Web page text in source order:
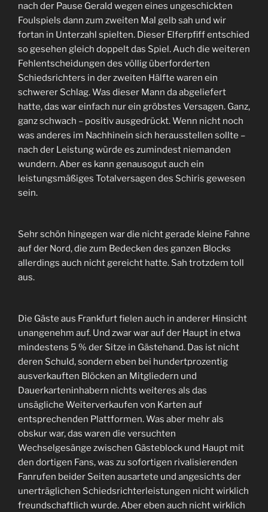
nach der Pause Gerald wegen eines ungeschickten
Foulspiels dann zum zweiten Mal gelb sah und wir
fortan in Unterzahl spielten. Dieser Elferpfiff entschied
so gesehen gleich doppelt das Spiel. Auch die weiteren
Fehlentscheidungen des völlig überforderten
Schiedsrichters in der zweiten Hälfte waren ein
schwerer Schlag. Was dieser Mann da abgeliefert
hatte, das war einfach nur ein gröbstes Versagen. Ganz,
ganz schwach – positiv ausgedrückt. Wenn nicht noch
was anderes im Nachhinein sich herausstellen sollte –
nach der Leistung würde es zumindest niemanden
wundern. Aber es kann genausogut auch ein
leistungsmäßiges Totalversagen des Schiris gewesen
sein.
Sehr schön hingegen war die nicht gerade kleine Fahne
auf der Nord, die zum Bedecken des ganzen Blocks
allerdings auch nicht gereicht hatte. Sah trotzdem toll
aus.
Die Gäste aus Frankfurt fielen auch in anderer Hinsicht
unangenehm auf. Und zwar war auf der Haupt in etwa
mindestens 5 % der Sitze in Gästehand. Das ist nicht
deren Schuld, sondern eben bei hundertprozentig
ausverkauften Blöcken an Mitgliedern und
Dauerkarteninhabern nichts weiteres als das
unsägliche Weiterverkaufen von Karten auf
entsprechenden Plattformen. Was aber mehr als
obskur war, das waren die versuchten
Wechselgesänge zwischen Gästeblock und Haupt mit
den dortigen Fans, was zu sofortigen rivalisierenden
Fanrufen beider Seiten ausartete und angesichts der
unerträglichen Schiedsrichterleistungen nicht wirklich
freundschaftlich wurde. Aber eben auch nicht wirklich